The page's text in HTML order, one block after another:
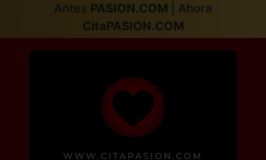
Zaragoza capital
Antes PASION.COM | Ahora
CitaPASION.COM